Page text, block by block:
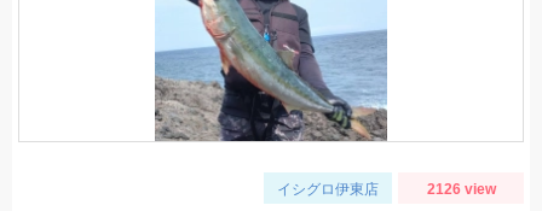
イシグロ伊東店 2126 view